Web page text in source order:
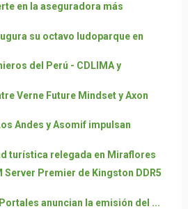
en la aseguradora más
su octavo ludoparque en
del Perú - CDLIMA y
Verne Future Mindset y Axon
Andes y Asomif impulsan
turística relegada en Miraflores
Server Premier de Kingston DDR5
anuncian la emisión del ...